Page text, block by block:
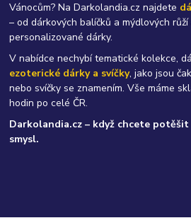
Vánocům? Na Darkolandia.cz najdete
– od dárkových balíčků a mýdlových
personalizované dárky.
V nabídce nechybí tematické kolekce,
ezoterické dárky a svíčky, jako jsou
nebo svíčky se znamením. Vše máme
hodin po celé ČR.
Darkolandia.cz – když chcete
smysl.